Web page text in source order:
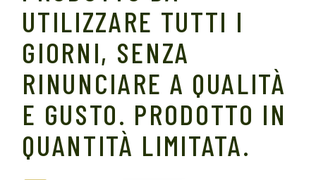
UTILIZZARE TUTTI I
GIORNI, SENZA
RINUNCIARE A QUALITÀ
E GUSTO. PRODOTTO IN
QUANTITÀ LIMITATA.